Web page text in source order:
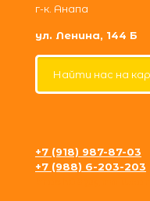
г-к. Анапа
ул. Ленина, 144 Б
Найти нас на
+7 (918) 987-87-03
+7 (988) 6-203-203